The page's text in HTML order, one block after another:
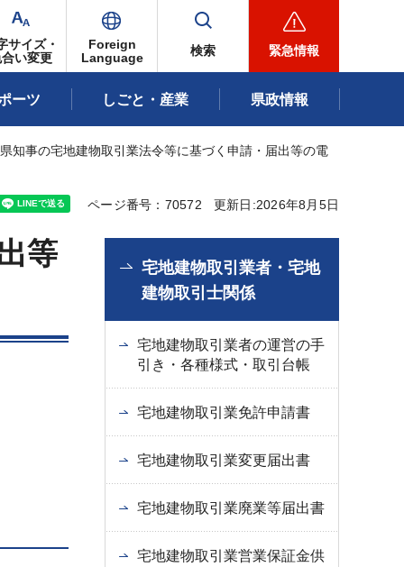
サイズ・
い変更
Foreign
Language
検索 緊急情報
ーツ しごと・産業 県政情報
知事の宅地建物取引業法令等に基づく申請・届出等の電
ページ番号：70572 更新日:2026年8月5日
等
宅地建物取引業者・宅地
建物取引士関係
宅地建物取引業者の運営の手
引き・各種様式・取引台帳
宅地建物取引業免許申請書
宅地建物取引業変更届出書
宅地建物取引業廃業等届出書
宅地建物取引業営業保証金供